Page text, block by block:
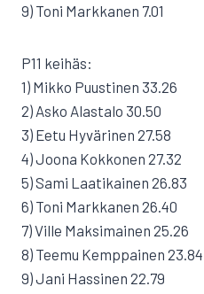
9) Toni Markkanen 7.01
P11 keihäs:
1) Mikko Puustinen 33.26
2) Asko Alastalo 30.50
3) Eetu Hyvärinen 27.58
4) Joona Kokkonen 27.32
5) Sami Laatikainen 26.83
6) Toni Markkanen 26.40
7) Ville Maksimainen 25.26
8) Teemu Kemppainen 23.84
9) Jani Hassinen 22.79